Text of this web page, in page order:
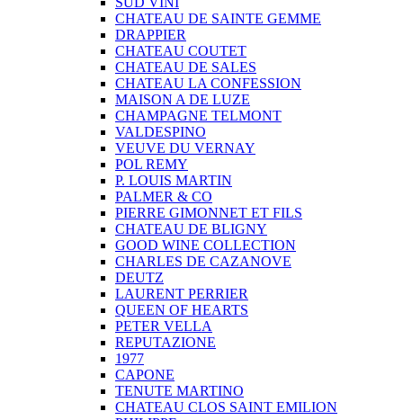
CHATEAU DE SAINTE GEMME
DRAPPIER
CHATEAU COUTET
CHATEAU DE SALES
CHATEAU LA CONFESSION
MAISON A DE LUZE
CHAMPAGNE TELMONT
VALDESPINO
VEUVE DU VERNAY
POL REMY
P. LOUIS MARTIN
PALMER & CO
PIERRE GIMONNET ET FILS
CHATEAU DE BLIGNY
GOOD WINE COLLECTION
CHARLES DE CAZANOVE
DEUTZ
LAURENT PERRIER
QUEEN OF HEARTS
PETER VELLA
REPUTAZIONE
1977
CAPONE
TENUTE MARTINO
CHATEAU CLOS SAINT EMILION